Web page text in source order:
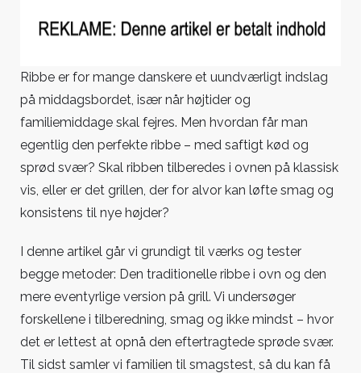
eller
grill?
metoderne
Ribbe er for mange danskere et uundværligt indslag
på middagsbordet, især når højtider og
familiemiddage skal fejres. Men hvordan får man
egentlig den perfekte ribbe – med saftigt kød og
sprød svær? Skal ribben tilberedes i ovnen på klassisk
vis, eller er det grillen, der for alvor kan løfte smag og
konsistens til nye højder?
I denne artikel går vi grundigt til værks og tester
begge metoder: Den traditionelle ribbe i ovn og den
mere eventyrlige version på grill. Vi undersøger
forskellene i tilberedning, smag og ikke mindst – hvor
det er lettest at opnå den eftertragtede sprøde svær.
Til sidst samler vi familien til smagstest, så du kan få